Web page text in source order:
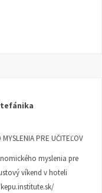
PRE UČITEĽOV
myslenia pre
víkend v hoteli